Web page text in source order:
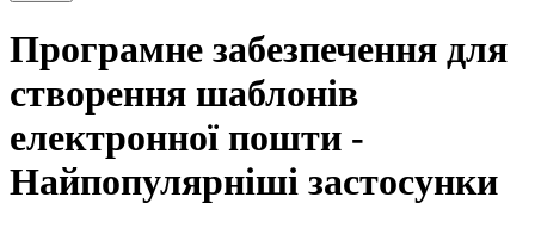
Програмне забезпечення для
створення шаблонів
електронної пошти -
Найпопулярніші застосунки